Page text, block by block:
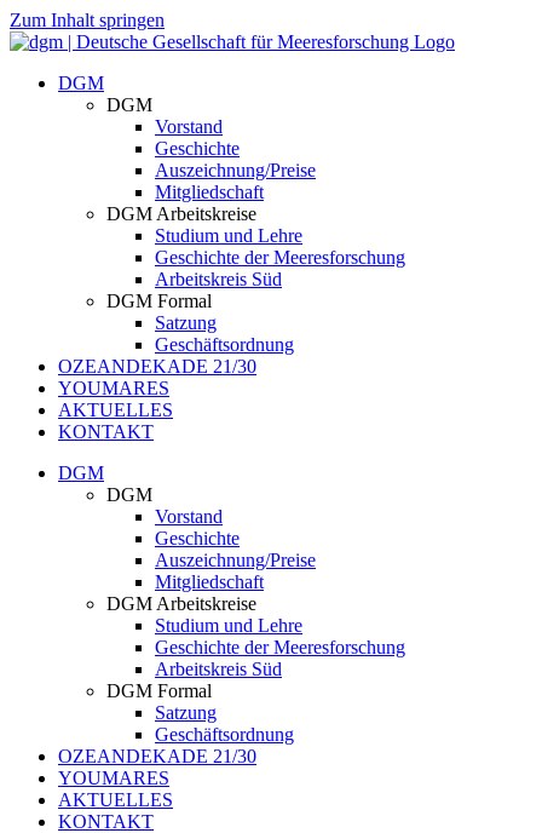
Zum Inhalt springen
DGM
DGM
Vorstand
Geschichte
Auszeichnung/Preise
Mitgliedschaft
DGM Arbeitskreise
Studium und Lehre
Geschichte der Meeresforschung
Arbeitskreis Süd
DGM Formal
Satzung
Geschäftsordnung
OZEANDEKADE 21/30
YOUMARES
AKTUELLES
KONTAKT
DGM
DGM
Vorstand
Geschichte
Auszeichnung/Preise
Mitgliedschaft
DGM Arbeitskreise
Studium und Lehre
Geschichte der Meeresforschung
Arbeitskreis Süd
DGM Formal
Satzung
Geschäftsordnung
OZEANDEKADE 21/30
YOUMARES
AKTUELLES
KONTAKT